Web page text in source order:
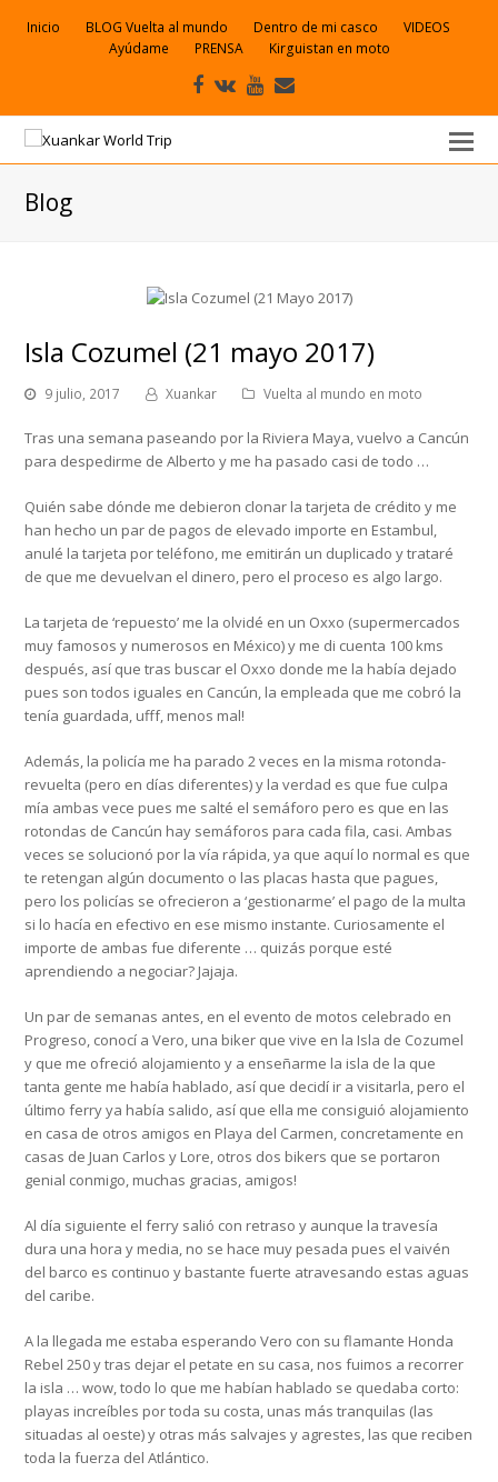
Inicio BLOG Vuelta al mundo Dentro de mi casco
VIDEOS
Ayúdame
PRENSA Kirguistan en moto
Facebook
VK Youtube
electrónico
Blog
Isla Cozumel (21 mayo 2017)
9 julio, 2017 Xuankar Vuelta al mundo en moto
Tras una semana paseando por la Riviera Maya, vuelvo a Cancún
para despedirme de Alberto y me ha pasado casi de todo …
Quién sabe dónde me debieron clonar la tarjeta de crédito y me
han hecho un par de pagos de elevado importe en Estambul,
anulé la tarjeta por teléfono, me emitirán un duplicado y trataré
de que me devuelvan el dinero, pero el proceso es algo largo.
La tarjeta de ‘repuesto’ me la olvidé en un Oxxo (supermercados
muy famosos y numerosos en México) y me di cuenta 100 kms
después, así que tras buscar el Oxxo donde me la había dejado
pues son todos iguales en Cancún, la empleada que me cobró la
tenía guardada, ufff, menos mal!
Además, la policía me ha parado 2 veces en la misma rotonda-
revuelta (pero en días diferentes) y la verdad es que fue culpa
mía ambas vece pues me salté el semáforo pero es que en las
rotondas de Cancún hay semáforos para cada fila, casi. Ambas
veces se solucionó por la vía rápida, ya que aquí lo normal es que
te retengan algún documento o las placas hasta que pagues,
pero los policías se ofrecieron a ‘gestionarme’ el pago de la multa
si lo hacía en efectivo en ese mismo instante. Curiosamente el
importe de ambas fue diferente … quizás porque esté
aprendiendo a negociar? Jajaja.
Un par de semanas antes, en el evento de motos celebrado en
Progreso, conocí a Vero, una biker que vive en la Isla de Cozumel
y que me ofreció alojamiento y a enseñarme la isla de la que
tanta gente me había hablado, así que decidí ir a visitarla, pero el
último ferry ya había salido, así que ella me consiguió alojamiento
en casa de otros amigos en Playa del Carmen, concretamente en
casas de Juan Carlos y Lore, otros dos bikers que se portaron
genial conmigo, muchas gracias, amigos!
Al día siguiente el ferry salió con retraso y aunque la travesía
dura una hora y media, no se hace muy pesada pues el vaivén
del barco es continuo y bastante fuerte atravesando estas aguas
del caribe.
A la llegada me estaba esperando Vero con su flamante Honda
Rebel 250 y tras dejar el petate en su casa, nos fuimos a recorrer
la isla … wow, todo lo que me habían hablado se quedaba corto:
playas increíbles por toda su costa, unas más tranquilas (las
situadas al oeste) y otras más salvajes y agrestes, las que reciben
toda la fuerza del Atlántico.